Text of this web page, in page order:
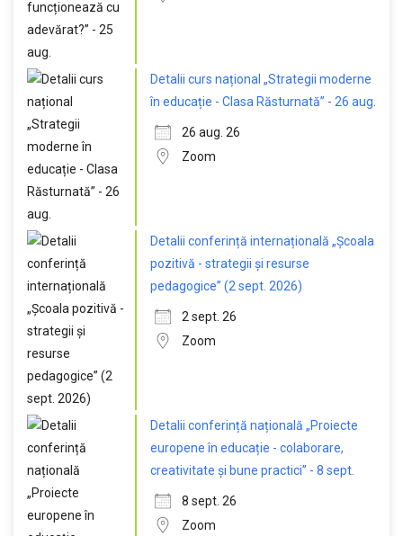
Detalii curs național „Strategii moderne
în educație - Clasa Răsturnată” - 26 aug.
26 aug. 26
Zoom
Detalii conferință internațională „Școala
pozitivă - strategii și resurse
pedagogice” (2 sept. 2026)
2 sept. 26
Zoom
Detalii conferință națională „Proiecte
europene în educație - colaborare,
creativitate și bune practici” - 8 sept.
8 sept. 26
Zoom